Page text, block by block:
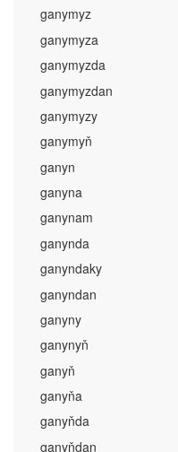
ganymyz
ganymyza
ganymyzda
ganymyzdan
ganymyzy
ganymyň
ganyn
ganyna
ganynam
ganynda
ganyndaky
ganyndan
ganyny
ganynyň
ganyň
ganyňa
ganyňda
ganyňdan